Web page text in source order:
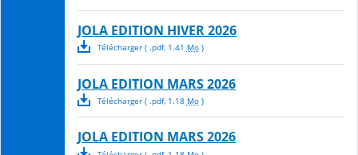
JOLA EDITION HIVER 2026
Télécharger( .pdf, 1.41 Mo)
JOLA EDITION MARS 2026
Télécharger( .pdf, 1.18 Mo)
JOLA EDITION MARS 2026